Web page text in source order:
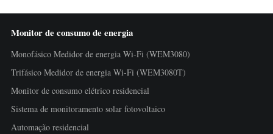
Monitor de consumo de energia
Monofásico Medidor de energia Wi-Fi (WEM3080)
Trifásico Medidor de energia Wi-Fi (WEM3080T)
Monitor de consumo elétrico residencial
Sistema de monitoramento solar fotovoltaico
Automação residencial